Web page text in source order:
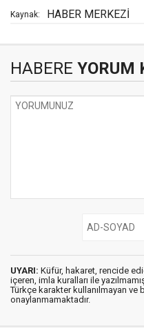
Kaynak: HABER MERKEZİ
HABERE YORUM
UYARI: Küfür, hakaret, rencide
içeren, imla kuralları ile
Türkçe karakter kullanılmayan ve
onaylanmamaktadır.